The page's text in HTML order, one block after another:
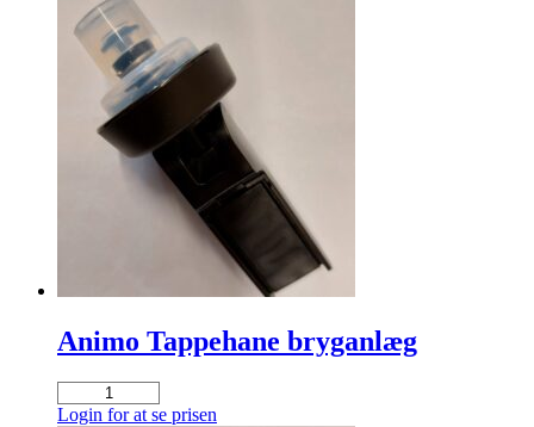
Press
antal
Animo Tappehane bryganlæg
Animo
Tappehane
Login for at se prisen